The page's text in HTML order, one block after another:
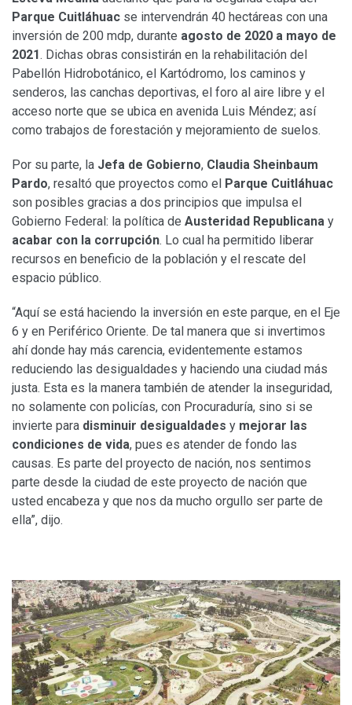
Parque Cuitláhuac se intervendrán 40 hectáreas con una
inversión de 200 mdp, durante agosto de 2020 a mayo de
2021. Dichas obras consistirán en la rehabilitación del
Pabellón Hidrobotánico, el Kartódromo, los caminos y
senderos, las canchas deportivas, el foro al aire libre y el
acceso norte que se ubica en avenida Luis Méndez; así
como trabajos de forestación y mejoramiento de suelos.
Por su parte, la Jefa de Gobierno, Claudia Sheinbaum
Pardo, resaltó que proyectos como el
Parque Cuitláhuac
son posibles gracias a dos principios que impulsa el
Gobierno Federal: la política de Austeridad Republicana y
acabar con la corrupción. Lo cual ha permitido liberar
recursos en beneficio de la población y el rescate del
espacio público.
“Aquí se está haciendo la inversión en este parque, en el Eje
6 y en Periférico Oriente. De tal manera que si invertimos
ahí donde hay más carencia, evidentemente estamos
reduciendo las desigualdades y haciendo una ciudad más
justa. Esta es la manera también de atender la inseguridad,
no solamente con policías, con Procuraduría, sino si se
invierte para disminuir desigualdades y mejorar las
condiciones de vida, pues es atender de fondo las
causas. Es parte del proyecto de nación, nos sentimos
parte desde la ciudad de este proyecto de nación que
usted encabeza y que nos da mucho orgullo ser parte de
ella”, dijo.